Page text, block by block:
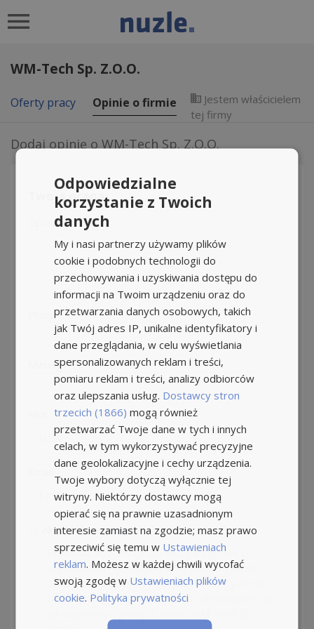
WM-Tech Sp. Z.O.O.
Oferty pracy Opinie o firmie
Jestem właścicielem
tej firmy
Dodaj opinię oWM-Tech Sp. Z.O.O.
Twoja ocena:
Opinia o firmie
Minusy
Akceptujęregulamin
Pamiętaj, aby Twoja opinia była zgodna z
regulaminem i jak najbardziej merytoryczna -
zależy nam na tym, by nasi użytkownicy mogli -
także dzięki Twojemu wpisowi - dowiedzieć się
Odpowiedzialne
korzystanie z Twoich
danych
My i nasi partnerzy używamy plików
cookie i podobnych technologii do
przechowywania i uzyskiwania dostępu do
informacji na Twoim urządzeniu oraz do
przetwarzania danych osobowych, takich
jak Twój adres IP, unikalne identyfikatory i
dane przeglądania, w celu wyświetlania
spersonalizowanych reklam i treści,
pomiaru reklam i treści, analizy odbiorców
oraz ulepszania usług. Dostawcy stron
trzecich (1866) mogą również
przetwarzać Twoje dane w tych i innych
celach, w tym wykorzystywać precyzyjne
dane geolokalizacyjne i cechy urządzenia.
Twoje wybory dotyczą wyłącznie tej
witryny. Niektórzy dostawcy mogą
opierać się na prawnie uzasadnionym
interesie zamiast na zgodzie; masz prawo
sprzeciwić się temu w Ustawieniach
reklam. Możesz w każdej chwili wycofać
swoją zgodę w Ustawieniach plików
cookie. Polityka prywatności